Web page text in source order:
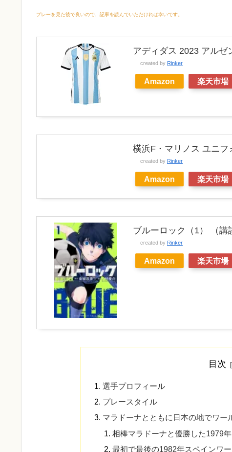
プレーを見た後で良いので、記事を読んでいただければ幸いです。
アディダス 2023 アルゼ
created by Rinker
Amazon 楽天市場
横浜F・マリノス ユニフ
created by Rinker
Amazon 楽天市場
ブルーロック（1） （講
created by Rinker
Amazon 楽天市場
目次
選手プロフィール
プレースタイル
マラドーナとともに日本の地でワー
相棒マラドーナと優勝した1979
最初で最後の1982年スペインワ